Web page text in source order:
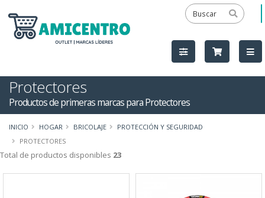
Protectores
Productos de primeras marcas para Protectores
INICIO HOGAR BRICOLAJE
PROTECCIÓN Y SEGURIDAD
PROTECTORES
Total de productos disponibles 23